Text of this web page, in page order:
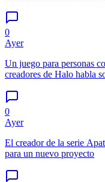
0
Ayer
Un juego para personas
creadores de Halo habla
0
Ayer
El creador de la serie
para un nuevo proyecto